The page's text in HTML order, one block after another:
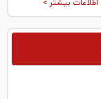
اطلاعات بیشتر >